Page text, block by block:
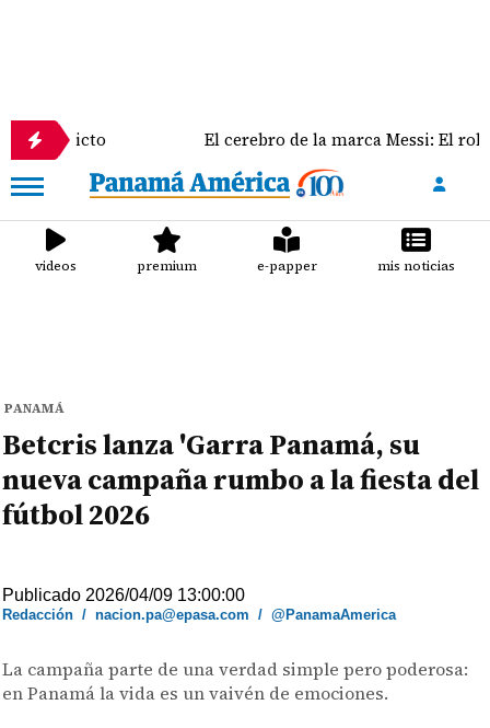
El cerebro de la marca Messi: El rol clave de
videos premium e-papper mis noticias
PANAMÁ
Betcris lanza 'Garra Panamá, su
nueva campaña rumbo a la fiesta del
fútbol 2026
Publicado 2026/04/09 13:00:00
Redacción /nacion.pa@epasa.com /@PanamaAmerica
La campaña parte de una verdad simple pero poderosa:
en Panamá la vida es un vaivén de emociones.